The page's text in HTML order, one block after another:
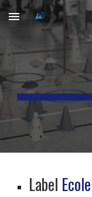
Skip to main content
Label